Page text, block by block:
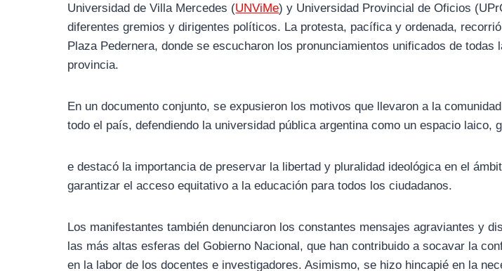
Universidad de Villa Mercedes (UNViMe) y Universidad Provincial de Oficios
diferentes gremios y dirigentes políticos. La protesta, pacífica y ordenada,
Plaza Pedernera, donde se escucharon los pronunciamientos unificados de todas
provincia.
En un documento conjunto, se expusieron los motivos que llevaron a la
todo el país, defendiendo la universidad pública argentina como un espacio laico,
e destacó la importancia de preservar la libertad y pluralidad ideológica en el
garantizar el acceso equitativo a la educación para todos los ciudadanos.
Los manifestantes también denunciaron los constantes mensajes agraviantes y
las más altas esferas del Gobierno Nacional, que han contribuido a socavar la
en la labor de los docentes e investigadores. Asimismo, se hizo hincapié en la